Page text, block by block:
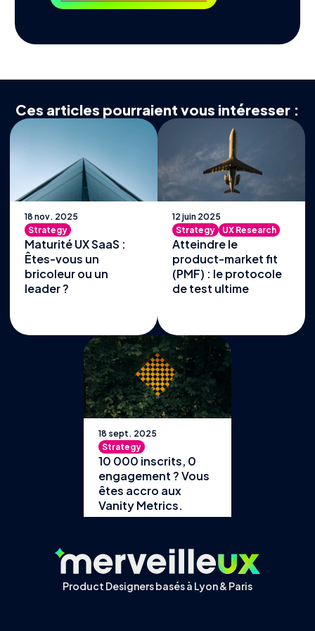
Ces articles pourraient vous intéresser :
18 nov. 2025
Strategy
Maturité UX SaaS :
Êtes-vous un
bricoleur ou un
leader ?
12 juin 2025
Strategy
UX Research
Atteindre le
product-market fit
(PMF) : le protocole
de test ultime
18 sept. 2025
Strategy
10 000 inscrits, 0
engagement ? Vous
êtes accro aux
Vanity Metrics.
Product Designers basés à Lyon & Paris